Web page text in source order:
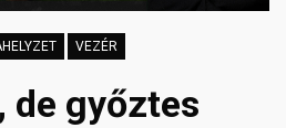
VEZÉR
de győztes